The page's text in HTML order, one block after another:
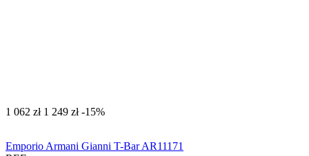
‍1 062‍ zł ‍1 249‍ zł -15%
Emporio Armani Gianni T-Bar AR11171